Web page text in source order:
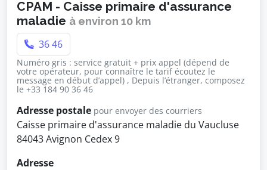
CPAM - Caisse primaire d'assurance
maladie à environ 10 km
36 46
Numéro gris : service gratuit + prix appel (dépend de
votre opérateur, pour connaître le tarif écoutez le
message en début d’appel) , Depuis l’étranger, composez
le +33 184 90 36 46
Adresse postale pour envoyer des courriers
Caisse primaire d'assurance maladie du Vaucluse
84043 Avignon Cedex 9
Adresse